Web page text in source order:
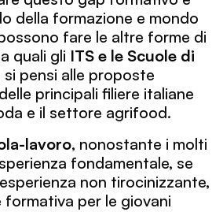
della formazione e mondo
fare le altre forme di
quali gli ITS e le Scuole di
si pensi alle proposte
principali filiere italiane
e il settore agrifood.
lavoro, nonostante i molti
fondamentale, se
non tirocinizzante,
per le giovani